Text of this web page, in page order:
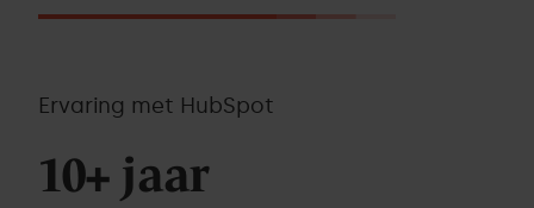
Ervaring met HubSpot
10+ jaar